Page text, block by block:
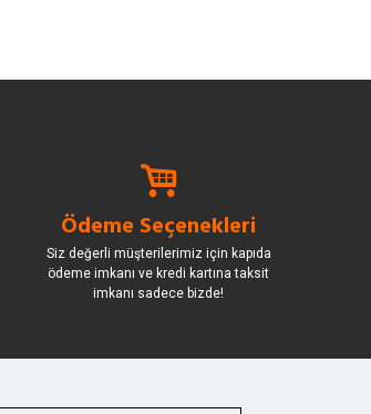
Ödeme Seçenekleri
Siz değerli müşterilerimiz için kapıda
ödeme imkanı ve kredi kartına taksit
imkanı sadece bizde!